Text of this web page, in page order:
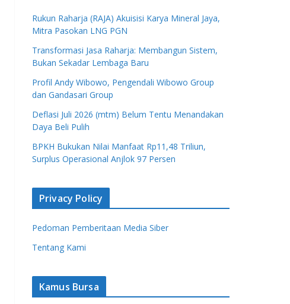
Rukun Raharja (RAJA) Akuisisi Karya Mineral Jaya,
Mitra Pasokan LNG PGN
Transformasi Jasa Raharja: Membangun Sistem,
Bukan Sekadar Lembaga Baru
Profil Andy Wibowo, Pengendali Wibowo Group
dan Gandasari Group
Deflasi Juli 2026 (mtm) Belum Tentu Menandakan
Daya Beli Pulih
BPKH Bukukan Nilai Manfaat Rp11,48 Triliun,
Surplus Operasional Anjlok 97 Persen
Privacy Policy
Pedoman Pemberitaan Media Siber
Tentang Kami
Kamus Bursa
Apa Itu Saham